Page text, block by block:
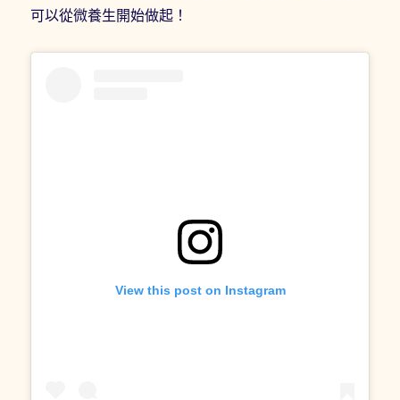
可以從微養生開始做起！
View this post on Instagram